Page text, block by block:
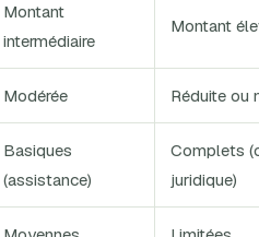
Montant
intermédiaire
Montant
Modérée Réduite ou
Basiques
(assistance)
Complets
juridique)